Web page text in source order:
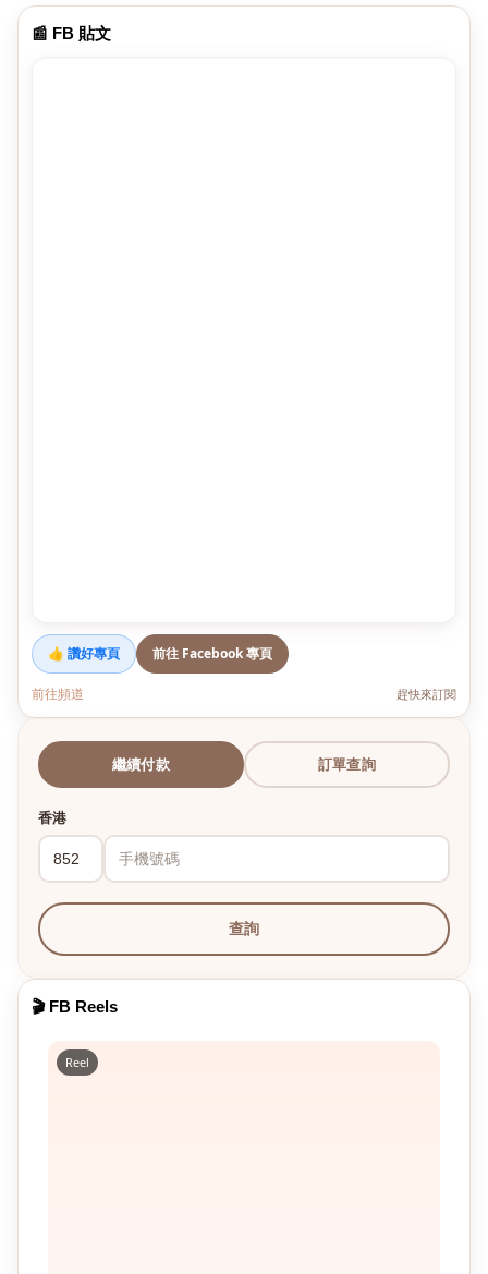
📰 FB 貼文
👍 讚好專頁 前往 Facebook 專頁
前往頻道 趕快來訂閱
繼續付款 訂單查詢
香港
查詢
🎬 FB Reels
Reel